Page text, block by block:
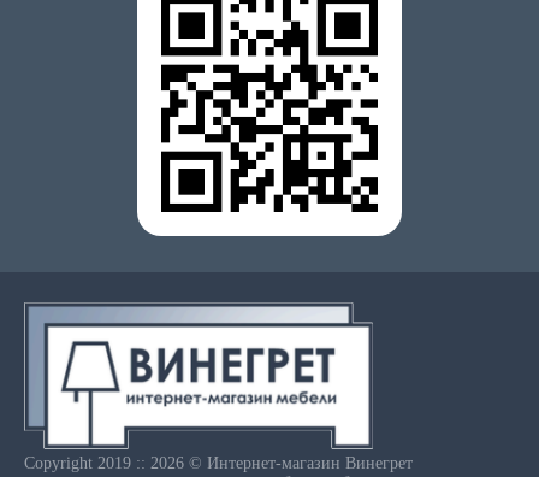
Copyright 2019 :: 2026 © Интернет-магазин Винегрет